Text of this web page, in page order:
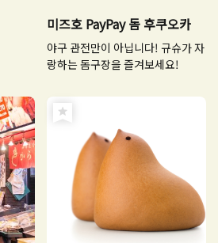
미즈호 PayPay 돔 후쿠오카
야구 관전만이 아닙니다! 규슈가 자
랑하는 돔구장을 즐겨보세요!